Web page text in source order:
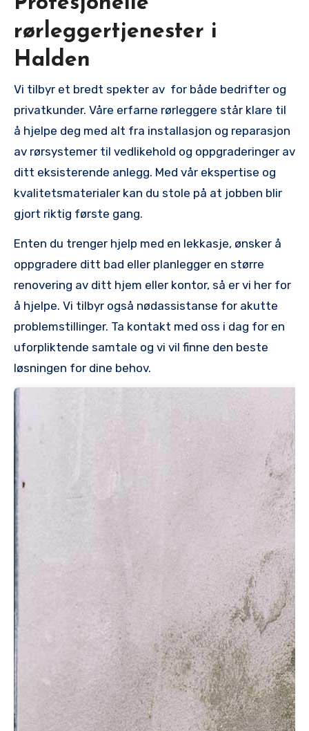
rørleggertjenester ⁣i
Halden
Vi tilbyr et‌ bredt​ spekter av⁢ ⁣ for både bedrifter ⁣og
privatkunder. Våre⁣ erfarne rørleggere står ⁣klare til
å hjelpe ⁤deg med⁢ alt fra installasjon og reparasjon
av rørsystemer til vedlikehold og ‍oppgraderinger av
ditt eksisterende anlegg. Med vår ekspertise og
kvalitetsmaterialer kan​ du stole på at jobben blir
⁢gjort‌ riktig første gang.
Enten du trenger hjelp med en lekkasje, ønsker å
oppgradere ditt bad eller planlegger en større
renovering av ditt hjem eller⁢ kontor, så⁢ er⁢ vi her for
å hjelpe. Vi tilbyr også‌ nødassistanse for akutte
problemstillinger. Ta kontakt‍ med oss ​i dag for ‌en
‌uforpliktende ‌samtale og ‌vi vil finne den beste
løsningen for‍ dine behov.